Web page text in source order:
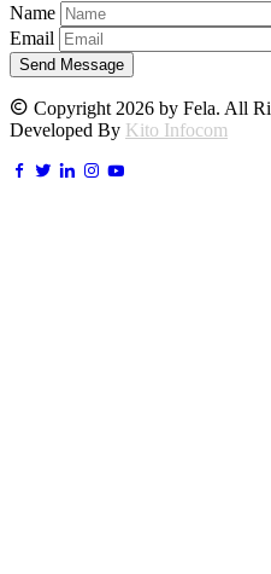
Name
Email
Send Message
Copyright 2026 by Fela. All
Developed By Kito Infocom